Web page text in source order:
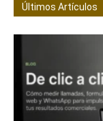
Últimos Artículos